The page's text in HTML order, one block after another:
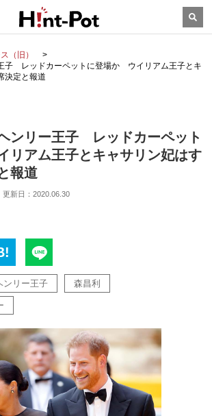
（旧）
子 レッドカーペットに登場か ウイリアム王子とキ
決定と報道
ンリー王子 レッドカーペット
アム王子とキャサリン妃はす
報道
更新日：2020.06.30
ンリー王子 森昌利